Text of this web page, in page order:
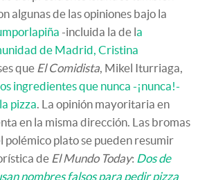
algunas de las opiniones bajo la
-incluida la de la
de Madrid, Cristina
que El Comidista , Mikel Iturriaga,
ingredientes que nunca -¡nunca!-
pizza . La opinión mayoritaria en
en la misma dirección. Las bromas
polémico plato se pueden resumir
de El Mundo Today: Dos de
nombres falsos para pedir pizza